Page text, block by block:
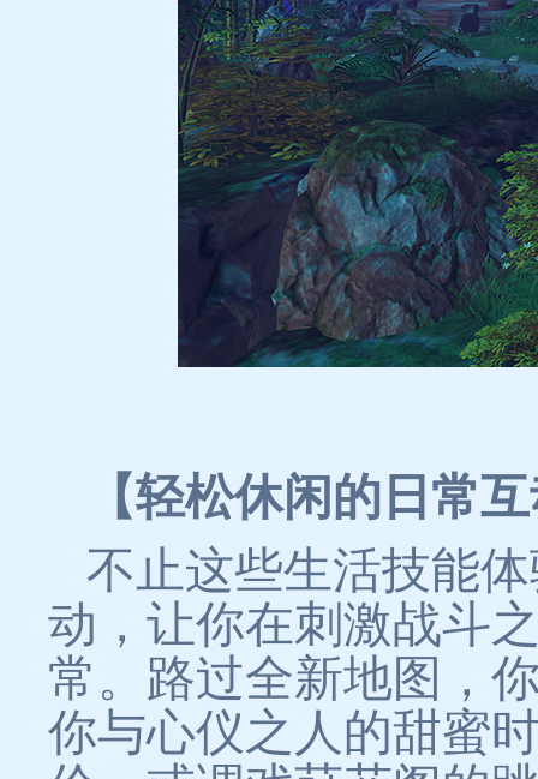
【轻松休闲的日常
不止这些生活技能
动，让你在刺激战斗
常。路过全新地图，
你与心仪之人的甜蜜